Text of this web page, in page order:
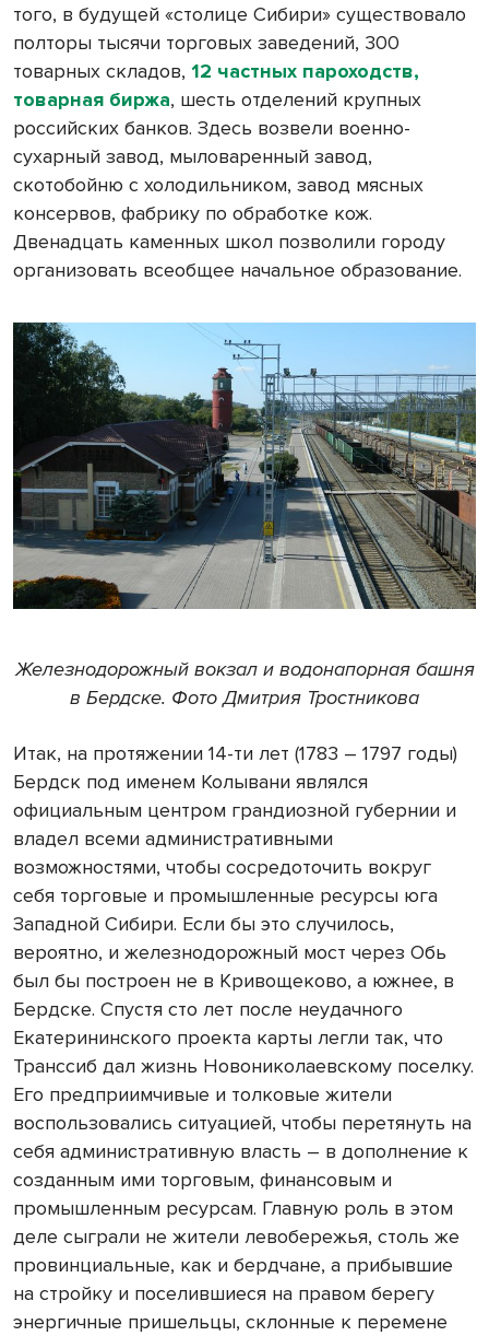
того, в будущей «столице Сибири» существовало
полторы тысячи торговых заведений, 300
товарных складов, 12 частных пароходств,
товарная биржа, шесть отделений крупных
российских банков. Здесь возвели военно-
сухарный завод, мыловаренный завод,
скотобойню с холодильником, завод мясных
консервов, фабрику по обработке кож.
Двенадцать каменных школ позволили городу
организовать всеобщее начальное образование.
Железнодорожный вокзал и водонапорная башня
в Бердске. Фото Дмитрия Тростникова
Итак, на протяжении 14-ти лет (1783 – 1797 годы)
Бердск под именем Колывани являлся
официальным центром грандиозной губернии и
владел всеми административными
возможностями, чтобы сосредоточить вокруг
себя торговые и промышленные ресурсы юга
Западной Сибири. Если бы это случилось,
вероятно, и железнодорожный мост через Обь
был бы построен не в Кривощеково, а южнее, в
Бердске. Спустя сто лет после неудачного
Екатерининского проекта карты легли так, что
Транссиб дал жизнь Новониколаевскому поселку.
Его предприимчивые и толковые жители
воспользовались ситуацией, чтобы перетянуть на
себя административную власть – в дополнение к
созданным ими торговым, финансовым и
промышленным ресурсам. Главную роль в этом
деле сыграли не жители левобережья, столь же
провинциальные, как и бердчане, а прибывшие
на стройку и поселившиеся на правом берегу
энергичные пришельцы, склонные к перемене